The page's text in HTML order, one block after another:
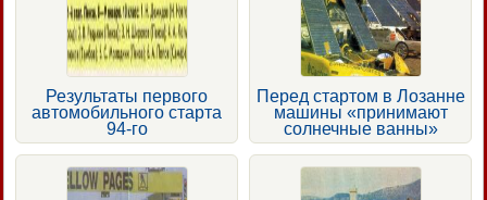
Результаты первого
автомобильного старта
94-го
Перед стартом в Лозанне
машины «принимают
солнечные ванны»